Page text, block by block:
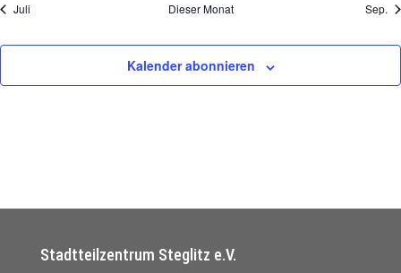
Juli Dieser Monat Sep.
Kalender abonnieren
Stadtteilzentrum Steglitz e.V.